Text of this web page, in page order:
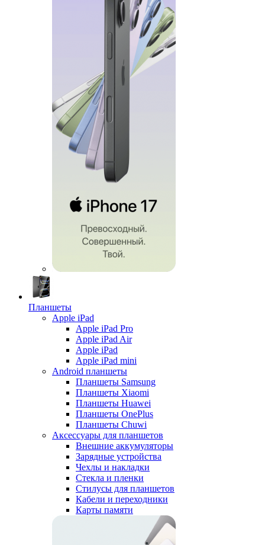
Планшеты
Apple iPad
Apple iPad Pro
Apple iPad Air
Apple iPad
Apple iPad mini
Android планшеты
Планшеты Samsung
Планшеты Xiaomi
Планшеты Huawei
Планшеты OnePlus
Планшеты Chuwi
Аксессуары для планшетов
Внешние аккумуляторы
Зарядные устройства
Чехлы и накладки
Стекла и пленки
Стилусы для планшетов
Кабели и переходники
Карты памяти